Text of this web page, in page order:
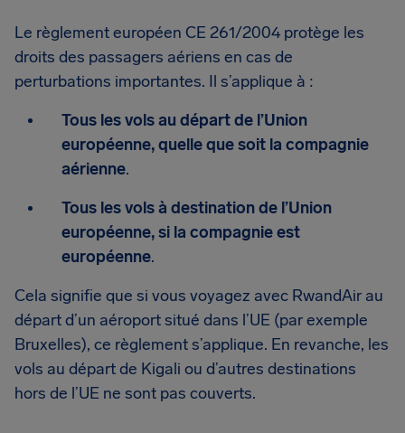
Le règlement européen CE 261/2004 protège les
droits des passagers aériens en cas de
perturbations importantes. Il s’applique à :
Tous les vols au départ de l’Union
européenne, quelle que soit la compagnie
aérienne.
Tous les vols à destination de l’Union
européenne, si la compagnie est
européenne.
Cela signifie que si vous voyagez avec RwandAir au
départ d’un aéroport situé dans l’UE (par exemple
Bruxelles), ce règlement s’applique. En revanche, les
vols au départ de Kigali ou d’autres destinations
hors de l’UE ne sont pas couverts.